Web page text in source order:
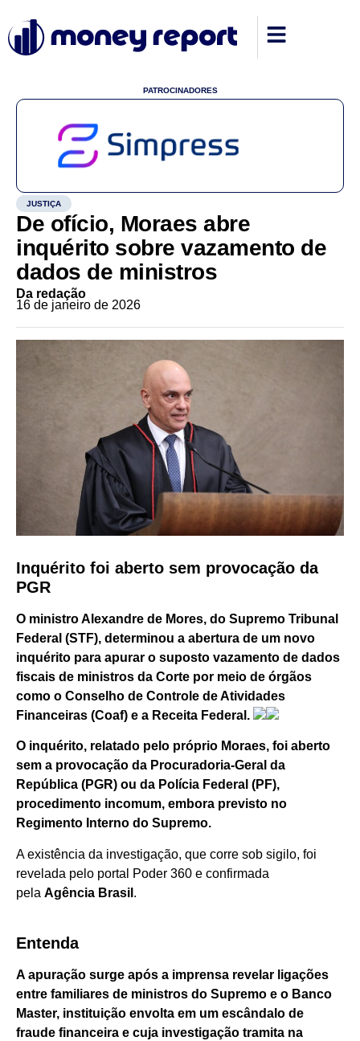
PATROCINADORES
JUSTIÇA
De ofício, Moraes abre
inquérito sobre vazamento de
dados de ministros
Da redação
16 de janeiro de 2026
Inquérito foi aberto sem provocação da
PGR
O ministro Alexandre de Mores, do Supremo Tribunal
Federal (STF), determinou a abertura de um novo
inquérito para apurar o suposto vazamento de dados
fiscais de ministros da Corte por meio de órgãos
como o Conselho de Controle de Atividades
Financeiras (Coaf) e a Receita Federal.
O inquérito, relatado pelo próprio Moraes, foi aberto
sem a provocação da Procuradoria-Geral da
República (PGR) ou da Polícia Federal (PF),
procedimento incomum, embora previsto no
Regimento Interno do Supremo.
A existência da investigação, que corre sob sigilo, foi
revelada pelo portal Poder 360 e confirmada
pela Agência Brasil .
Entenda
A apuração surge após a imprensa revelar ligações
entre familiares de ministros do Supremo e o Banco
Master, instituição envolta em um escândalo de
fraude financeira e cuja investigação tramita na